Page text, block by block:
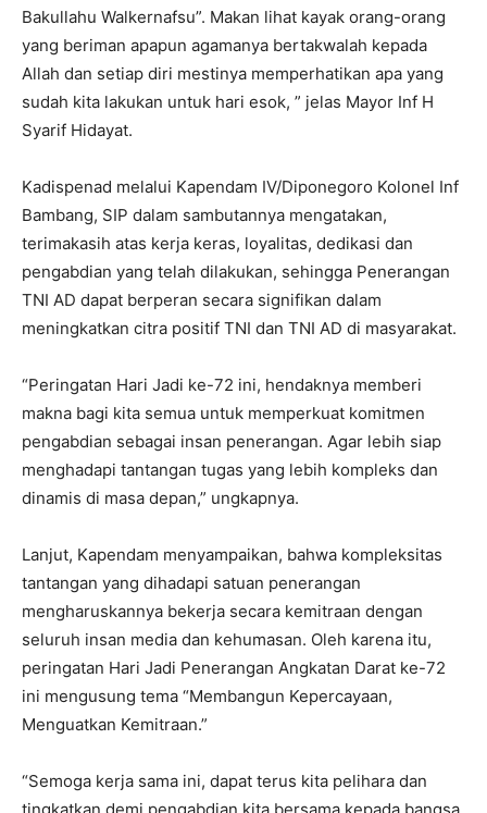
Bakullahu Walkernafsu”. Makan lihat kayak orang-orang
yang beriman apapun agamanya bertakwalah kepada
Allah dan setiap diri mestinya memperhatikan apa yang
sudah kita lakukan untuk hari esok, ” jelas Mayor Inf H
Syarif Hidayat.
Kadispenad melalui Kapendam IV/Diponegoro Kolonel Inf
Bambang, SIP dalam sambutannya mengatakan,
terimakasih atas kerja keras, loyalitas, dedikasi dan
pengabdian yang telah dilakukan, sehingga Penerangan
TNI AD dapat berperan secara signifikan dalam
meningkatkan citra positif TNI dan TNI AD di masyarakat.
“Peringatan Hari Jadi ke-72 ini, hendaknya memberi
makna bagi kita semua untuk memperkuat komitmen
pengabdian sebagai insan penerangan. Agar lebih siap
menghadapi tantangan tugas yang lebih kompleks dan
dinamis di masa depan,” ungkapnya.
Lanjut, Kapendam menyampaikan, bahwa kompleksitas
tantangan yang dihadapi satuan penerangan
mengharuskannya bekerja secara kemitraan dengan
seluruh insan media dan kehumasan. Oleh karena itu,
peringatan Hari Jadi Penerangan Angkatan Darat ke-72
ini mengusung tema “Membangun Kepercayaan,
Menguatkan Kemitraan.”
“Semoga kerja sama ini, dapat terus kita pelihara dan